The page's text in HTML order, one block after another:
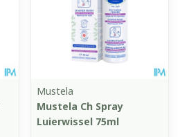
Mustela
Mustela Ch Spray
Luierwissel 75ml